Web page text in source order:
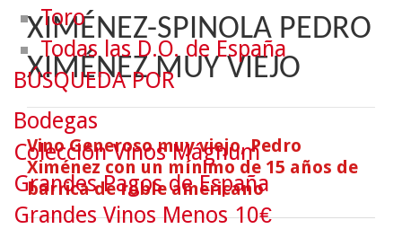
XIMÉNEZ-SPINOLA PEDRO
XIMÉNEZ MUY VIEJO
Vino Generoso muy viejo, Pedro
Ximénez con un mínimo de 15 años de
barrica de roble americano
Toro
Todas las D.O. de España
BÚSQUEDA POR
Bodegas
Colección Vinos Mágnum
Grandes Pagos de España
Grandes Vinos Menos 10€